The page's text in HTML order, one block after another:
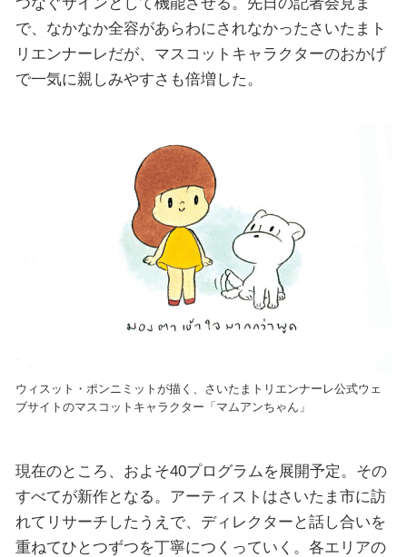
で、なかなか全容があらわにされなかったさいたまト
リエンナーレだが、マスコットキャラクターのおかげ
で一気に親しみやすさも倍増した。
ウィスット・ポンニミットが描く、さいたまトリエンナーレ公式ウェ
ブサイトのマスコットキャラクター「マムアンちゃん」
現在のところ、およそ40プログラムを展開予定。その
すべてが新作となる。アーティストはさいたま市に訪
れてリサーチしたうえで、ディレクターと話し合いを
重ねてひとつずつを丁寧につくっていく。各エリアの